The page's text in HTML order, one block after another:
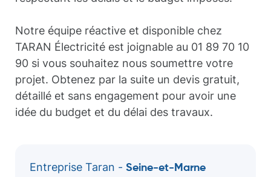
Notre équipe réactive et disponible chez
TARAN Électricité est joignable au 01 89 70 10
90 si vous souhaitez nous soumettre votre
projet. Obtenez par la suite un devis gratuit,
détaillé et sans engagement pour avoir une
idée du budget et du délai des travaux.
Entreprise Taran - Seine-et-Marne